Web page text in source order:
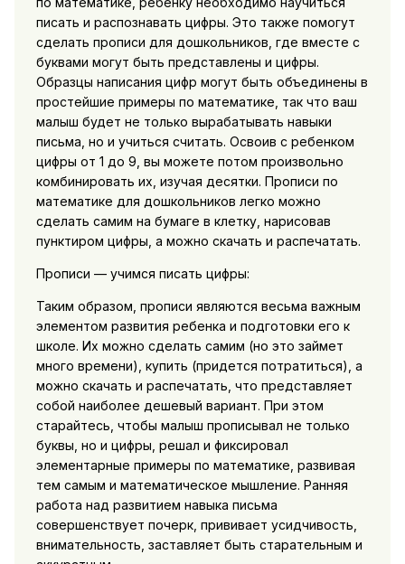
писать и распознавать цифры. Это также помогут
сделать прописи для дошкольников, где вместе с
буквами могут быть представлены и цифры.
Образцы написания цифр могут быть объединены в
простейшие примеры по математике, так что ваш
малыш будет не только вырабатывать навыки
письма, но и учиться считать. Освоив с ребенком
цифры от 1 до 9, вы можете потом произвольно
комбинировать их, изучая десятки. Прописи по
математике для дошкольников легко можно
сделать самим на бумаге в клетку, нарисовав
пунктиром цифры, а можно скачать и распечатать.
Прописи — учимся писать цифры:
Таким образом, прописи являются весьма важным
элементом развития ребенка и подготовки его к
школе. Их можно сделать самим (но это займет
много времени), купить (придется потратиться), а
можно скачать и распечатать, что представляет
собой наиболее дешевый вариант. При этом
старайтесь, чтобы малыш прописывал не только
буквы, но и цифры, решал и фиксировал
элементарные примеры по математике, развивая
тем самым и математическое мышление. Ранняя
работа над развитием навыка письма
совершенствует почерк, прививает усидчивость,
внимательность, заставляет быть старательным и